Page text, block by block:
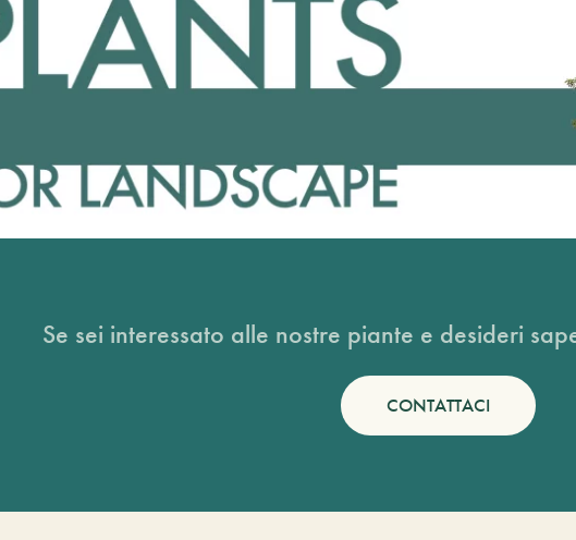
Se sei interessato alle nostre piante e desideri
CONTATTACI